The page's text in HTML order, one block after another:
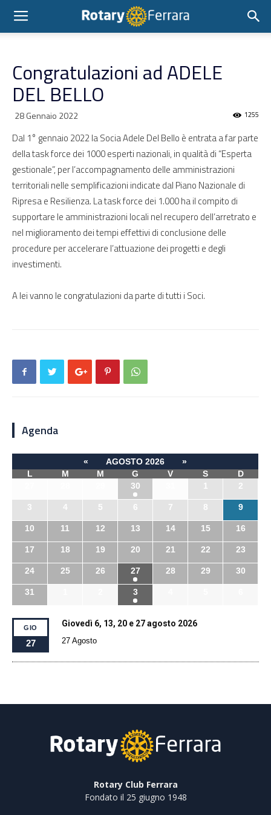
Congratulazioni ad ADELE
DEL BELLO
28 Gennaio 2022 1255
Dal 1° gennaio 2022 la Socia Adele Del Bello è entrata a far parte
della task force dei 1000 esperti nazionali, in qualità di “Esperta
gestionale”, per l’accompagnamento delle amministrazioni
territoriali nelle semplificazioni indicate dal Piano Nazionale di
Ripresa e Resilienza. La task force dei 1.000 ha il compito di
supportare le amministrazioni locali nel recupero dell’arretrato e
nel miglioramento dei tempi effettivi di conclusione delle
procedure per accelerare l’attuazione dei progetti e degli
investimenti.
A lei vanno le congratulazioni da parte di tutti i Soci.
Agenda
« AGOSTO 2026
»
L
M M G V S
D
30 1 2
3 4 5 6 7 8 9
10 11 12 13 14 15 16
17 18 19 20 21 22 23
24 25 26 27 28 29 30
31 3
GIO
27
Giovedì 6, 13, 20 e 27 agosto 2026
27 Agosto
Rotary Club Ferrara
Fondato il 25 giugno 1948